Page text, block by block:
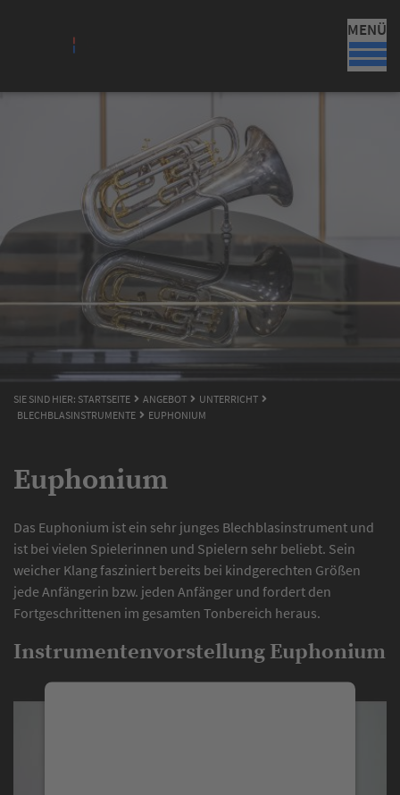
MENÜ
SIE SIND HIER: STARTSEITE ANGEBOT
UNTERRICHT
BLECHBLASINSTRUMENTE
EUPHONIUM
Euphonium
Das Euphonium ist ein sehr junges Blechblasinstrument und
ist bei vielen Spielerinnen und Spielern sehr beliebt. Sein
weicher Klang fasziniert bereits bei kindgerechten Größen
jede Anfängerin bzw. jeden Anfänger und fordert den
Fortgeschrittenen im gesamten Tonbereich heraus.
Instrumentenvorstellung Euphonium